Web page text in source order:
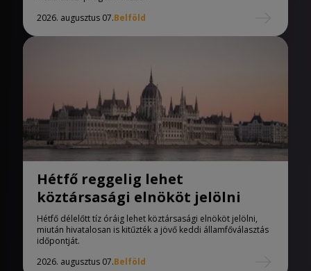
2026. augusztus 07.Belföld
Hétfő reggelig lehet
köztársasági elnököt jelölni
Hétfő délelőtt tíz óráig lehet köztársasági elnököt jelölni,
miután hivatalosan is kitűzték a jövő keddi államfőválasztás
időpontját.
2026. augusztus 07.Belföld